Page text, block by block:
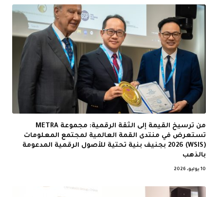
من ترسيخ القيمة إلى الثقة الرقمية: مجموعة METRA
تستعرض في منتدى القمة العالمية لمجتمع المعلومات
(WSIS) 2026 بجنيف بنية تحتية للأصول الرقمية المدعومة
بالذهب
10 يوليو، 2026